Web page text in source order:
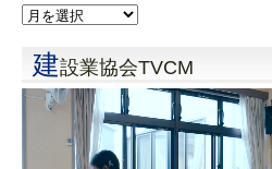
建設業協会TVCM